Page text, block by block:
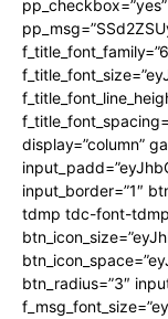
pp_checkbox=”yes”
display=”column”
input_border=”1″
tdmp tdc-font-
btn_radius=”3″